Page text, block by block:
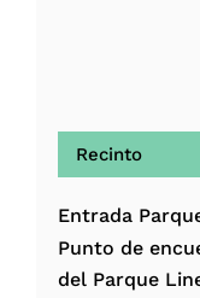
Recinto
Entrada
Punto de
del Parque